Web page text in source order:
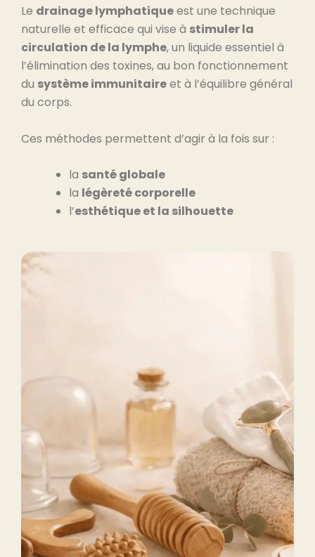
Le drainage lymphatiqueest une technique
naturelle et efficace qui vise à stimuler la
circulation de la lymphe, un liquide essentiel à
l’élimination des toxines, au bon fonctionnement
du système immunitaireet à l’équilibre général
du corps.
Ces méthodes permettent d’agir à la fois sur :
la santé globale
la légèreté corporelle
l’esthétique et la silhouette